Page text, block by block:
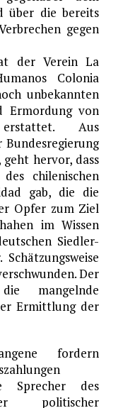
über die bereits
gegen
der Verein La
Colonia
unbekannten
Ermordung von
Aus
hervor, dass
chilenischen
gab, die die
Opfer zum Ziel
im Wissen
Siedler-
Der
mangelnde
Ermittlung der
fordern
Sprecher des
politischer